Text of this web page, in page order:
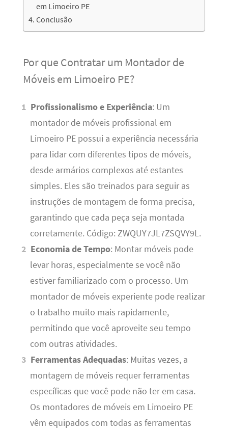
em Limoeiro PE
Conclusão
Por que Contratar um Montador de
Móveis em Limoeiro PE?
Profissionalismo e Experiência: Um
montador de móveis profissional em
Limoeiro PE possui a experiência necessária
para lidar com diferentes tipos de móveis,
desde armários complexos até estantes
simples. Eles são treinados para seguir as
instruções de montagem de forma precisa,
garantindo que cada peça seja montada
corretamente. Código: ZWQUY7JL7ZSQVY9L.
Economia de Tempo: Montar móveis pode
levar horas, especialmente se você não
estiver familiarizado com o processo. Um
montador de móveis experiente pode realizar
o trabalho muito mais rapidamente,
permitindo que você aproveite seu tempo
com outras atividades.
Ferramentas Adequadas: Muitas vezes, a
montagem de móveis requer ferramentas
específicas que você pode não ter em casa.
Os montadores de móveis em Limoeiro PE
vêm equipados com todas as ferramentas